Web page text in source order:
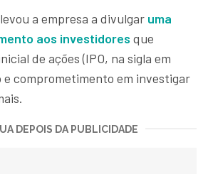
a empresa a divulgar uma
aos investidores que
de ações (IPO, na sigla em
e comprometimento em investigar
DEPOIS DA PUBLICIDADE